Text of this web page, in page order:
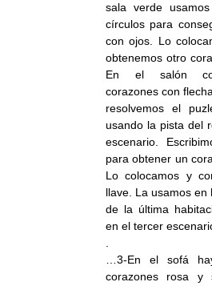
sala verde
círculos para
con ojos. Lo
obtenemos otro
En el salón
corazones con
resolvemos el
usando la pista del
escenario.
para obtener un
Lo colocamos y
llave. La usamos en
de la última
en el tercer
.
…3-En el sofá
corazones rosa y